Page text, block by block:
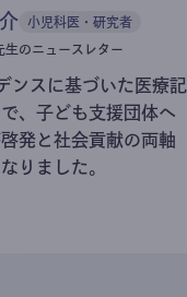
小児科医・研究者
生のニュースレター
ンスに基づいた医療記
、子ども支援団体へ
発と社会貢献の両軸
りました。